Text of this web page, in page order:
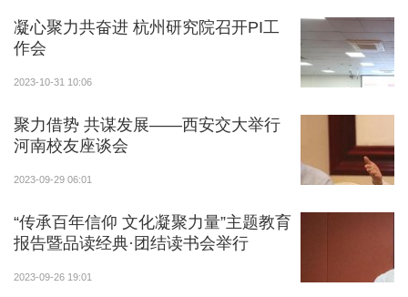
最后，党委书记刘丰雷从人才培养、师资队伍建
设、科研平台建设、成果转化、新址搬迁等几个方面对
研究院年度重点工作进行了总结和安排。他强调，2023
年收官在即，全体师生要乘势而上、坚定信心，扎实完
成好年初制定的各项工作计划和任务目标。新址搬迁带
来新的气象，希望大家齐心协力推动广研院高质量跨越
凝心聚力共奋进 杭州研究院召开PI工
作会
2023-10-31 10:06
聚力借势 共谋发展——西安交大举行
河南校友座谈会
2023-09-29 06:01
“传承百年信仰 文化凝聚力量”主题教育
报告暨品读经典·团结读书会举行
2023-09-26 19:01